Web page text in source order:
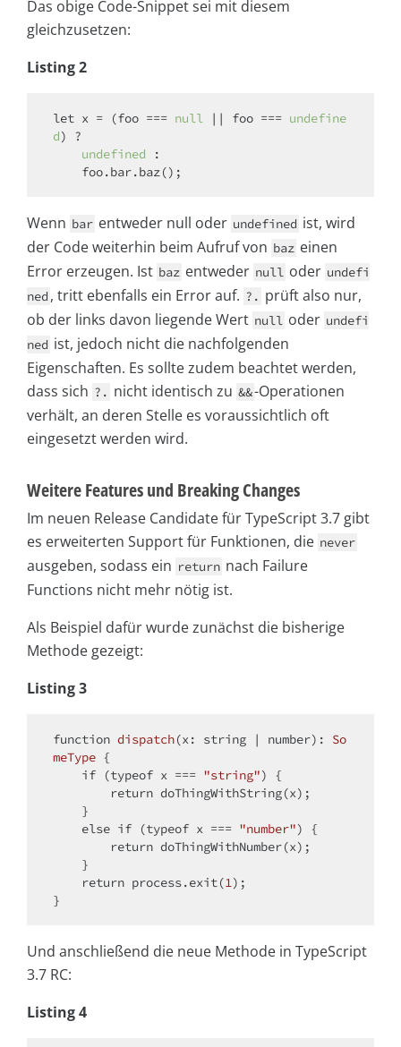
Das obige Code-Snippet sei mit diesem
gleichzusetzen:
Listing 2
let x = (foo === null || foo === undefine
d) ?
undefined :
Wenn bar entweder null oder undefined ist, wird
der Code weiterhin beim Aufruf von baz einen
Error erzeugen. Ist baz entweder null oder undefi
ned , tritt ebenfalls ein Error auf. ?. prüft also nur,
ob der links davon liegende Wert null oder undefi
ned ist, jedoch nicht die nachfolgenden
Eigenschaften. Es sollte zudem beachtet werden,
dass sich ?. nicht identisch zu &&-Operationen
verhält, an deren Stelle es voraussichtlich oft
eingesetzt werden wird.
Weitere Features und Breaking Changes
Im neuen Release Candidate für TypeScript 3.7 gibt
es erweiterten Support für Funktionen, die never
ausgeben, sodass ein return nach Failure
Functions nicht mehr nötig ist.
Als Beispiel dafür wurde zunächst die bisherige
Methode gezeigt:
Listing 3
function dispatch(x: string | number): So
meType {
if (typeof x === "string") {
return doThingWithString(x);
else if (typeof x === "number") {
return doThingWithNumber(x);
return process.exit(1);
Und anschließend die neue Methode in TypeScript
3.7 RC:
Listing 4